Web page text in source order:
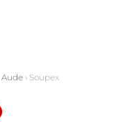
Aude› Soupex